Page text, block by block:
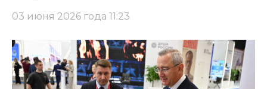
03 июня 2026 года 11:23